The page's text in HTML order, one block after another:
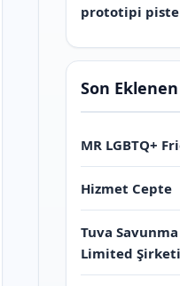
prototipi piste
Son
MR LGBTQ+
Hizmet Cepte
Tuva
Limited Şirketi